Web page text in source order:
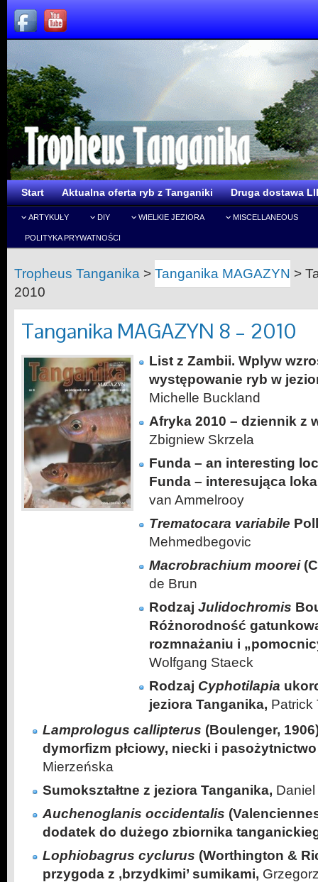
Start Aktualna oferta ryb z Tanganiki Druga dostawa
ARTYKUŁY DIY WIELKIE JEZIORA MISCELLANEOUS
POLITYKA PRYWATNOŚCI
Tropheus Tanganika > Tanganika MAGAZYN >
2010
Tanganika MAGAZYN 8 – 2010
List z Zambii. Wplyw
występowanie ryb w
Michelle Buckland
Afryka 2010 – dziennik z
Zbigniew Skrzela
Funda – an interesting
Funda – interesująca
van Ammelrooy
Trematocara variabile
Mehmedbegovic
Macrobrachium moorei
de Brun
Rodzaj Julidochromis
Różnorodność
rozmnażaniu i
Wolfgang Staeck
Rodzaj Cyphotilapia
jeziora Tanganika, Patrick
Lamprologus callipterus (Boulenger,
dymorfizm płciowy, niecki i
Mierzeńska
Sumokształtne z jeziora Tanganika, Daniel
Auchenoglanis occidentalis
dodatek do dużego zbiornika
Lophiobagrus cyclurus (Worthington &
przygoda z ‚brzydkimi’ sumikami,